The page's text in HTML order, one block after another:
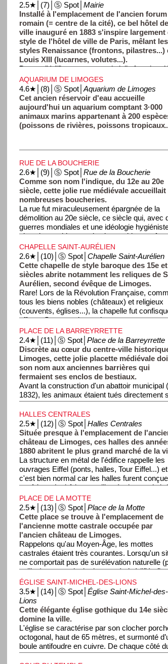
2.5★│(7)│Ⓢ Spot│Mairie
Installé à l'emplacement de l'ancien forum
romain (≡ centre de la cité), ce bel hôtel de
ville inauguré en 1883 s'inspire largement
style de l'hôtel de ville de Paris, mêlant les
styles Renaissance (frontons, pilastres...)
Louis XIII (lucarnes, volutes...).
Devant l'édifice, remarquez la jolie fontaine
porcelaine soutenues par des nervures de
AQUARIUM DE LIMOGES
4.6★│(8)│Ⓢ Spot│Aquarium de Limoges
Cet ancien réservoir d'eau accueille
aujourd'hui un aquarium comptant 3·000
animaux marins appartenant à 200
(poissons de rivières, poissons
RUE DE LA BOUCHERIE
2.6★│(9)│Ⓢ Spot│Rue de la Boucherie
Comme son nom l'indique, du 12e au 20e
siècle, cette jolie rue médiévale accueillait
nombreuses boucheries.
La rue fut miraculeusement épargnée de la
démolition au 20e siècle, ce siècle qui, avec
guerres mondiales et une idéologie
vieux immeubles par des immeubles
sans charme), rasa tant de centres-villes
36, une maison (Maison de la Boucherie)
rue.
CHAPELLE SAINT-AURÉLIEN
2.6★│(10)│Ⓢ Spot│Chapelle Saint-Aurélien
Cette chapelle de style baroque des 15e
siècles abrite notamment les reliques de
Aurélien, second évêque de Limoges.
Rare! Lors de la Révolution Française,
tous les biens nobles (châteaux) et religieux
(couvents, églises...), la chapelle fut
offrant. Souvent, de sombres personnages
pour les transformer en carrière de pierres.
cette chapelle, elle fut rachetée par un
(Confrérie de Saint Aurélien), confrérie qui
propriétaire de la chapelle.
PLACE DE LA BARREYRRETTE
2.4★│(11)│Ⓢ Spot│Place de la Barreyrrette
Discrète au cœur du centre-ville
Limoges, cette jolie placette médiévale
son nom aux anciennes barrières qui
fermaient ses enclos de bestiaux.
Avant la construction d'un abattoir municipal
1832), les animaux étaient tués directement
partaient ensuite à la découpe dans les
la Rue de la Boucherie (voir section dédiée)
HALLES CENTRALES
2.5★│(12)│Ⓢ Spot│Halles Centrales
Située presque à l'emplacement de
château de Limoges, ces halles des
1880 abritent le plus grand marché de la
La structure en métal de l'édifice rappelle les
ouvrages Eiffel (ponts, halles, Tour Eiffel...) et
c'est bien normal car les halles furent
confrères. La bâtiment utilise également la
et le zinc, tandis qu'une frise de porcelaine
orne sa façade. Cette frise comporte 368
différents produits vendus dans les halles
fromages...).
Le marché se tient tous les matins à
PLACE DE LA MOTTE
2.5★│(13)│Ⓢ Spot│Place de la Motte
Cette place se trouve à l'emplacement de
l'ancienne motte castrale occupée par
l'ancien château de Limoges.
Rappelons qu'au Moyen-Âge, les mottes
castrales étaient très courantes. Lorsqu'un
ne comportait pas de surélévation naturelle
colline), un monticule de terre était édifié afin
ou une tour de guet à son sommet. Bien
venir les ennemis de loin!
ÉGLISE SAINT-MICHEL-DES-LIONS
3.5★│(14)│Ⓢ Spot│Église Saint-Michel-des-
Lions
Cette élégante église gothique du 14e
domine la ville.
L'église se caractérise par son clocher
octogonal, haut de 65 mètres, et surmonté
boule antifoudre en cuivre. De chaque côté
lions en granit ont donné leur nom à l'église.